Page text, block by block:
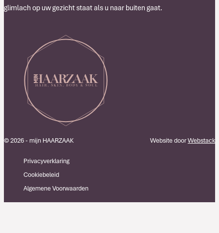
glimlach op uw gezicht staat als u naar buiten gaat.
© 2026 - mijn HAARZAAK
Privacyverklaring
Cookiebeleid
Algemene Voorwaarden
Website doorWebstack